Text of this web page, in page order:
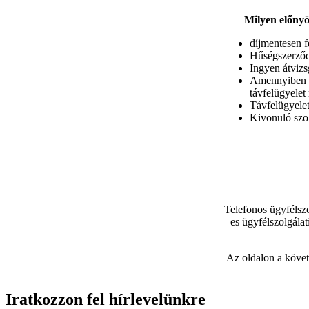
Milyen
díjmentesen
Ingyen
Amennyiben
távfelügyelet
Kivonuló
Telefonos
es
Az oldalon a
Iratkozzon fel hírlevelünkre